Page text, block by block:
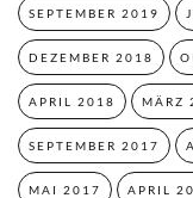
SEPTEMBER 2019
DEZEMBER 2018
APRIL 2018 MÄRZ
SEPTEMBER 2017
MAI 2017 APRIL